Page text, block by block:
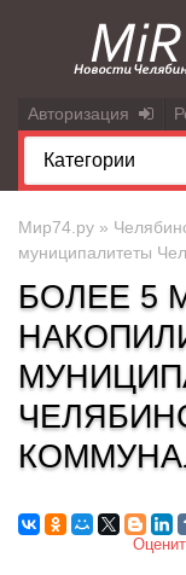
Авторизация
Мир74.ру »
муниципалитеты
БОЛЕЕ 5